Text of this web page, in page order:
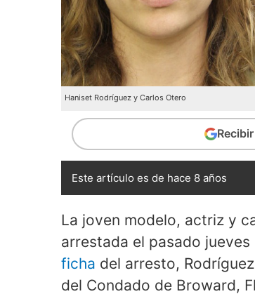
Haniset Rodríguez y Carlos Otero
Este artículo es de hace 8 años
La joven modelo, actriz y
arrestada el pasado
ficha del arresto,
del Condado de Broward,